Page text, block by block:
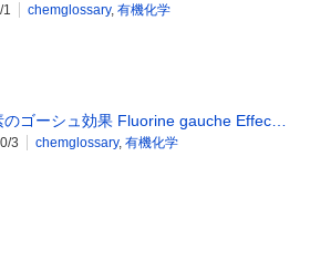
chemglossary, 有機化学
のゴーシュ効果 Fluorine gauche Effec…
3 chemglossary, 有機化学